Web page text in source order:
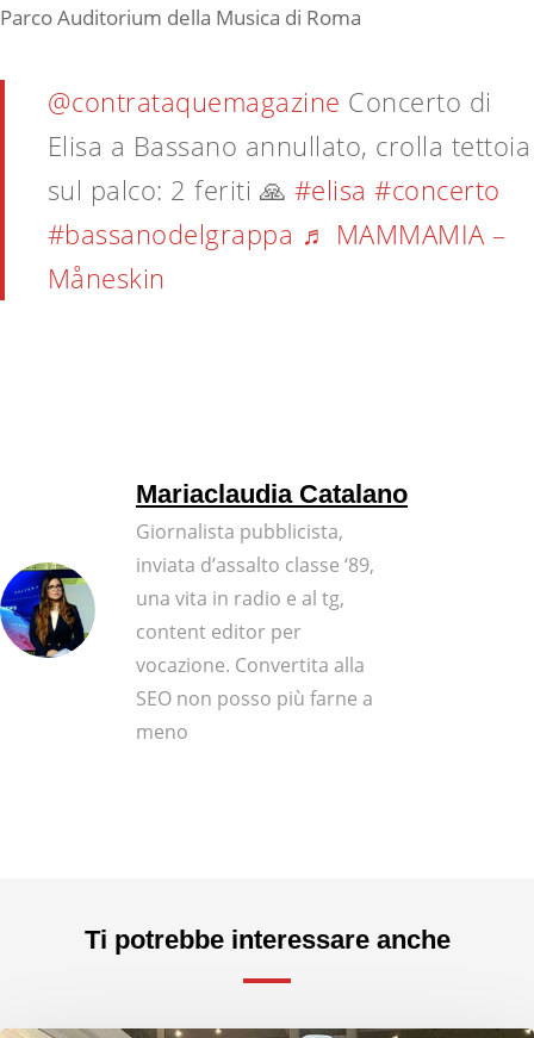
Parco Auditorium della Musica di Roma
@contrataquemagazine Concerto di
Elisa a Bassano annullato, crolla tettoia
sul palco: 2 feriti 🙏 #elisa #concerto
#bassanodelgrappa ♬ MAMMAMIA –
Måneskin
Mariaclaudia Catalano
Giornalista pubblicista,
inviata d’assalto classe ‘89,
una vita in radio e al tg,
content editor per
vocazione. Convertita alla
SEO non posso più farne a
meno
Ti potrebbe interessare anche